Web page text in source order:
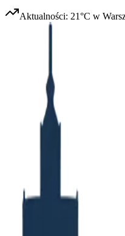
Aktualności: 21°C w